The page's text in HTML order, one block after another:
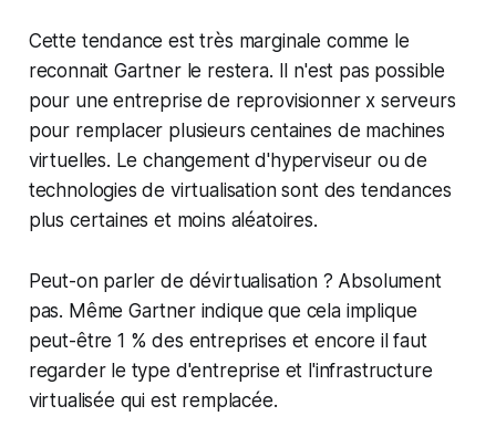
Cette tendance est très marginale comme le
reconnait Gartner le restera. Il n'est pas possible
pour une entreprise de reprovisionner x serveurs
pour remplacer plusieurs centaines de machines
virtuelles. Le changement d'hyperviseur ou de
technologies de virtualisation sont des tendances
plus certaines et moins aléatoires.
Peut-on parler de dévirtualisation ? Absolument
pas. Même Gartner indique que cela implique
peut-être 1 % des entreprises et encore il faut
regarder le type d'entreprise et l'infrastructure
virtualisée qui est remplacée.